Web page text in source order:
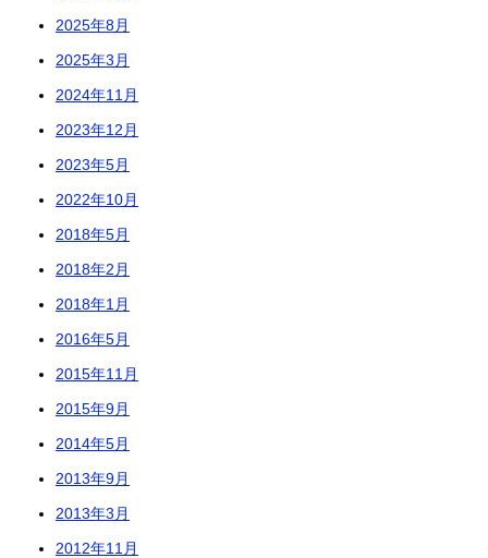
2025年8月
2025年3月
2024年11月
2023年12月
2023年5月
2022年10月
2018年5月
2018年2月
2018年1月
2016年5月
2015年11月
2015年9月
2014年5月
2013年9月
2013年3月
2012年11月